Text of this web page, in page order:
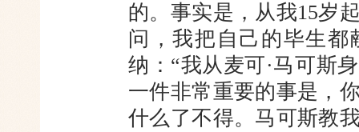
的。事实是，从我15岁
问，我把自己的毕生都
纳：“我从麦可·马可斯
一件非常重要的事是，
什么了不得。马可斯教